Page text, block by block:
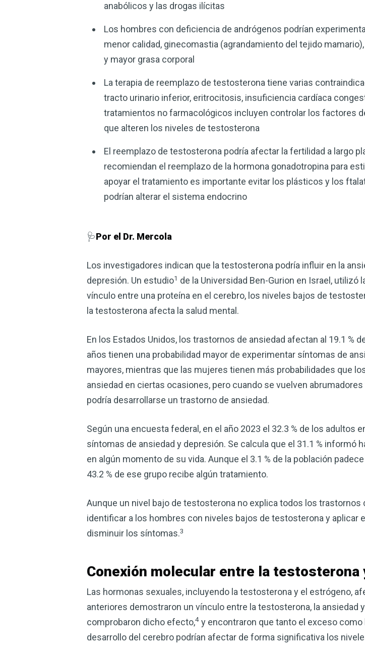
anabólicos y las drogas ilícitas
Los hombres con deficiencia de andrógenos podrían
menor calidad, ginecomastia (agrandamiento del tejido
y mayor grasa corporal
La terapia de reemplazo de testosterona tiene varias
tracto urinario inferior, eritrocitosis, insuficiencia cardíaca
tratamientos no farmacológicos incluyen controlar los factores
que alteren los niveles de testosterona
El reemplazo de testosterona podría afectar la fertilidad a largo
recomiendan el reemplazo de la hormona gonadotropina para
apoyar el tratamiento es importante evitar los plásticos y los
podrían alterar el sistema endocrino
🩺Por el Dr. Mercola
Los investigadores indican que la testosterona podría influir en la
depresión. Un estudio1 de la Universidad Ben-Gurion en Israel,
vínculo entre una proteína en el cerebro, los niveles bajos de
la testosterona afecta la salud mental.
En los Estados Unidos, los trastornos de ansiedad afectan al 19.1 %
años tienen una probabilidad mayor de experimentar síntomas de
mayores, mientras que las mujeres tienen más probabilidades que
ansiedad en ciertas ocasiones, pero cuando se vuelven
podría desarrollarse un trastorno de ansiedad.
Según una encuesta federal, en el año 2023 el 32.3 % de los adultos
síntomas de ansiedad y depresión. Se calcula que el 31.1 % informó
en algún momento de su vida. Aunque el 3.1 % de la población
43.2 % de ese grupo recibe algún tratamiento.
Aunque un nivel bajo de testosterona no explica todos los
identificar a los hombres con niveles bajos de testosterona y aplicar
disminuir los síntomas.3
Conexión molecular entre la testosterona
Las hormonas sexuales, incluyendo la testosterona y el estrógeno,
anteriores demostraron un vínculo entre la testosterona, la ansiedad
comprobaron dicho efecto,4 y encontraron que tanto el exceso
desarrollo del cerebro podrían afectar de forma significativa los
mi
El
remedios
quiera